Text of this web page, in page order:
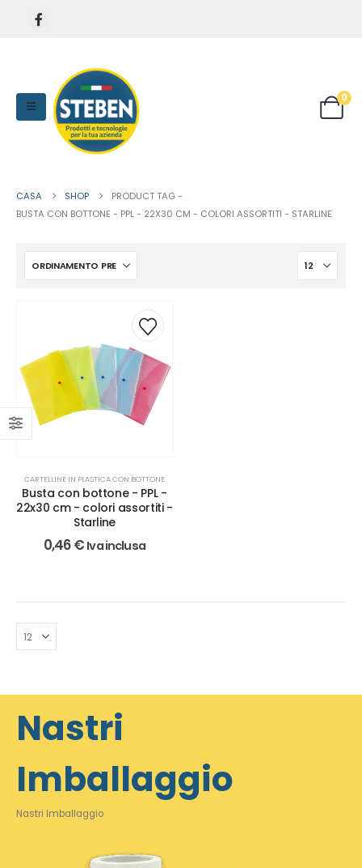
0
CASA SHOP
PRODUCT TAG -
BUSTA CON BOTTONE - PPL - 22X30 CM - COLORI ASSORTITI - STARLINE
CARTELLINE IN PLASTICA CON BOTTONE
Busta con bottone - PPL -
22x30 cm - colori assortiti -
Starline
0,46€ Iva inclusa
Nastri
Imballaggio
Nastri Imballaggio